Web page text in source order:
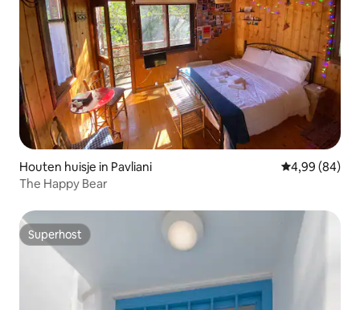
Houten huisje in Pavliani Gemiddelde
4,99 (84)
The Happy Bear
Superhost
Superhost